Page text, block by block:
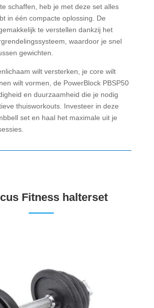
schaffen, heb je met deze set alles
in één compacte oplossing. De
te verstellen dankzij het
waardoor je snel
gewichten.
wilt versterken, je core wilt
wilt vormen, de PowerBlock PBSP50
en duurzaamheid die je nodig
thuisworkouts. Investeer in deze
set en haal het maximale uit je
Fitness halterset